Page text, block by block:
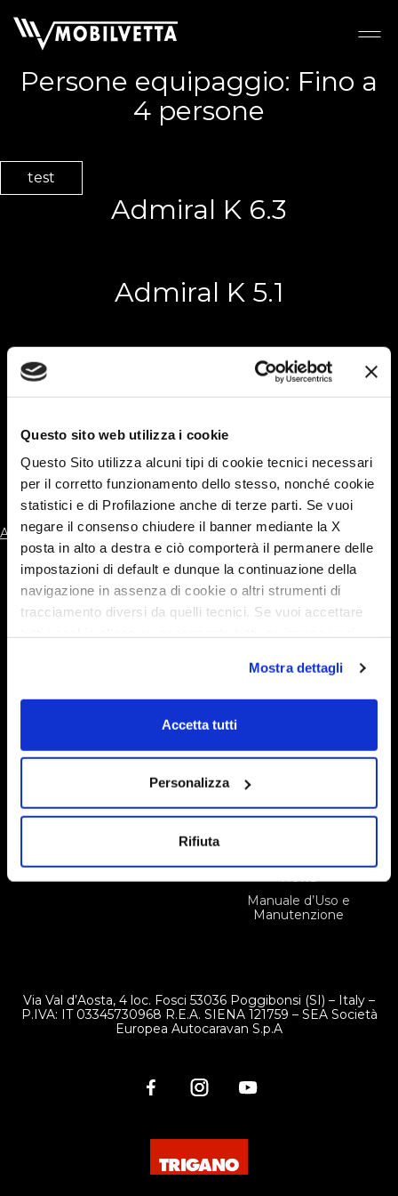
Questo sito web utilizza i cookie
Questo Sito utilizza alcuni tipi di cookie tecnici necessari
per il corretto funzionamento dello stesso, nonché cookie
statistici e di Profilazione anche di terze parti. Se vuoi
negare il consenso chiudere il banner mediante la X
posta in alto a destra e ciò comporterà il permanere delle
impostazioni di default e dunque la continuazione della
navigazione in assenza di cookie o altri strumenti di
tracciamento diversi da quelli tecnici. Se vuoi accettare
su acconsento selezionati. Se vuoi saperne di più clicca
qui. Cliccando sul tasto "Acconsento" permetti l'utilizzo
Mostra dettagli
Accetta tutti
Personalizza
Rifiuta
Persone equipaggio: Fino a
4 persone
test
Admiral K 6.3
Admiral K 5.1
Krosser 64
Kea P86
Navigazione
articoli
Articoli seguenti
Kea I
K-Yacht Tekno Line
Admiral
Iscrizione newsletter
Mobilvetta
Cookies Policy
Concessionari
News
Manuale d’Uso e
Manutenzione
Via Val d’Aosta, 4 loc. Fosci 53036 Poggibonsi (SI) – Italy –
P.IVA: IT 03345730968 R.E.A. SIENA 121759 – SEA Società
Europea Autocaravan S.p.A